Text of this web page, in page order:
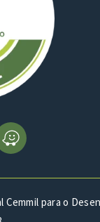
Cemmil para o